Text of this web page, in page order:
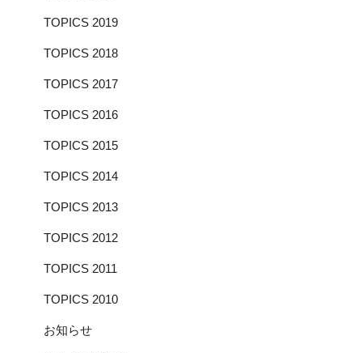
TOPICS 2019
TOPICS 2018
TOPICS 2017
TOPICS 2016
TOPICS 2015
TOPICS 2014
TOPICS 2013
TOPICS 2012
TOPICS 2011
TOPICS 2010
お知らせ